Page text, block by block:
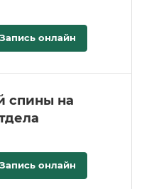
Запись онлайн
спины на
Запись онлайн